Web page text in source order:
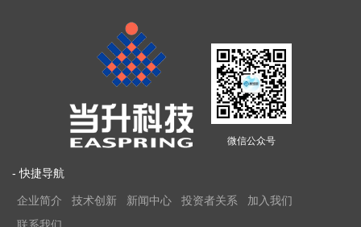
微信公众号
- 快捷导航
企业简介 技术创新 新闻中心 投资者关系
加入我们